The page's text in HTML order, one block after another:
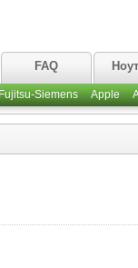
FAQ
Siemens Apple